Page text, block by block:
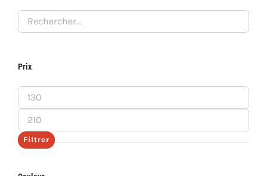
Prix
Prix
min
Prix
max
Filtrer